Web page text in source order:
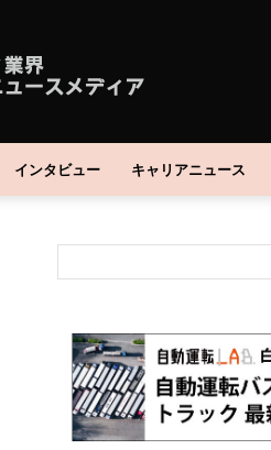
インタビュー キャリアニュース